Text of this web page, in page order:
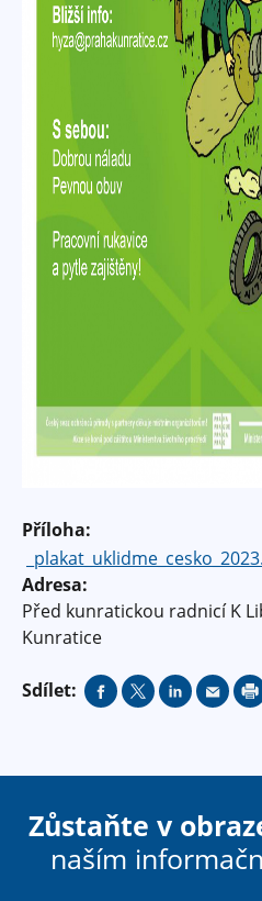
Příloha:
Adresa:
Před kunratickou radnicí K
Kunratice
Sdílet:
Zůstaňte v
naším